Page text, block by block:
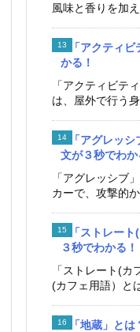
風味と香りを加
「アクティ
かる！
「アクティビテ
は、屋外で行う
「アグレッ
文が３秒でわか
「アグレッシブ
カーで、攻撃的
「ストレー
３秒でわかる！
「ストレート(
(カフェ用語）と
「地蔵」と